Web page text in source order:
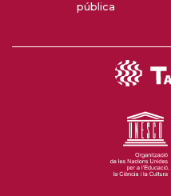
pública